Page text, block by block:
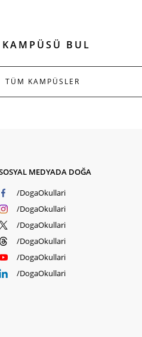
BUL
MEDYADA DOĞA
/DogaOkullari
/DogaOkullari
/DogaOkullari
/DogaOkullari
/DogaOkullari
/DogaOkullari